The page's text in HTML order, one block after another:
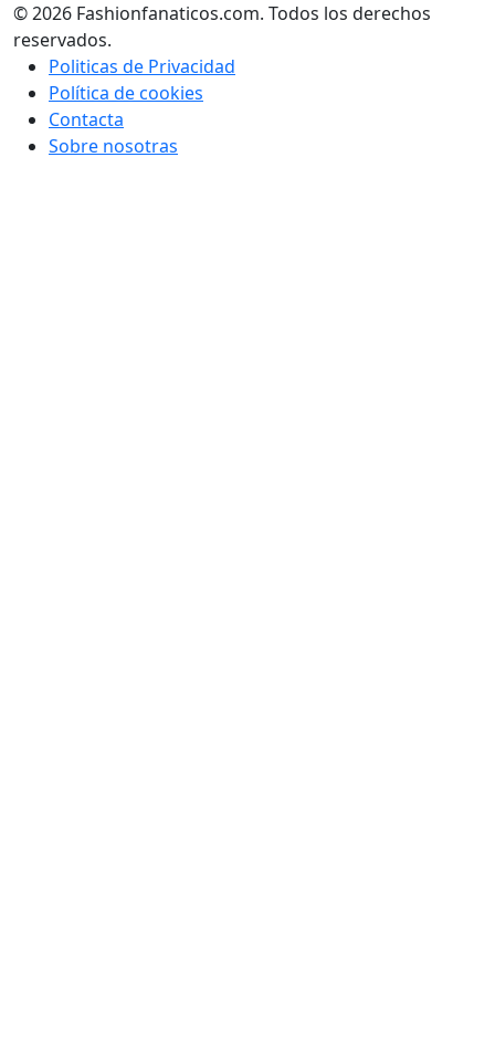
© 2026 Fashionfanaticos.com. Todos los derechos
reservados.
Politicas de Privacidad
Política de cookies
Contacta
Sobre nosotras